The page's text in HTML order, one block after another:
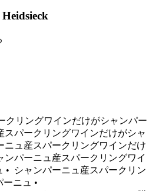
クリングワインだけがシャンパー
スパークリングワインだけがシャ
ニュ産スパークリングワインだけ
ンパーニュ産スパークリングワイ
•
シャンパーニュ産スパークリン
ニュ •